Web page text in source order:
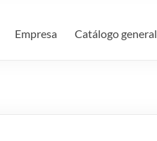
Empresa Catálogo general